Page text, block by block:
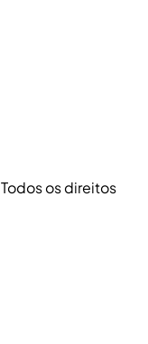
os direitos